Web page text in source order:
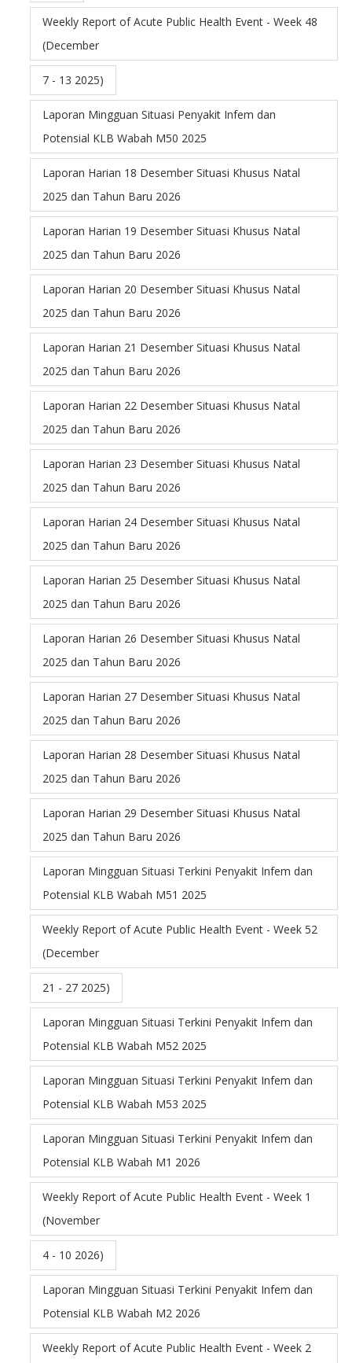
Weekly Report of Acute Public Health Event - Week 48
(December
7 - 13 2025)
Laporan Mingguan Situasi Penyakit Infem dan
Potensial KLB Wabah M50 2025
Laporan Harian 18 Desember Situasi Khusus Natal
2025 dan Tahun Baru 2026
Laporan Harian 19 Desember Situasi Khusus Natal
2025 dan Tahun Baru 2026
Laporan Harian 20 Desember Situasi Khusus Natal
2025 dan Tahun Baru 2026
Laporan Harian 21 Desember Situasi Khusus Natal
2025 dan Tahun Baru 2026
Laporan Harian 22 Desember Situasi Khusus Natal
2025 dan Tahun Baru 2026
Laporan Harian 23 Desember Situasi Khusus Natal
2025 dan Tahun Baru 2026
Laporan Harian 24 Desember Situasi Khusus Natal
2025 dan Tahun Baru 2026
Laporan Harian 25 Desember Situasi Khusus Natal
2025 dan Tahun Baru 2026
Laporan Harian 26 Desember Situasi Khusus Natal
2025 dan Tahun Baru 2026
Laporan Harian 27 Desember Situasi Khusus Natal
2025 dan Tahun Baru 2026
Laporan Harian 28 Desember Situasi Khusus Natal
2025 dan Tahun Baru 2026
Laporan Harian 29 Desember Situasi Khusus Natal
2025 dan Tahun Baru 2026
Laporan Mingguan Situasi Terkini Penyakit Infem dan
Potensial KLB Wabah M51 2025
Weekly Report of Acute Public Health Event - Week 52
(December
21 - 27 2025)
Laporan Mingguan Situasi Terkini Penyakit Infem dan
Potensial KLB Wabah M52 2025
Laporan Mingguan Situasi Terkini Penyakit Infem dan
Potensial KLB Wabah M53 2025
Laporan Mingguan Situasi Terkini Penyakit Infem dan
Potensial KLB Wabah M1 2026
Weekly Report of Acute Public Health Event - Week 1
(November
4 - 10 2026)
Laporan Mingguan Situasi Terkini Penyakit Infem dan
Potensial KLB Wabah M2 2026
Weekly Report of Acute Public Health Event - Week 2